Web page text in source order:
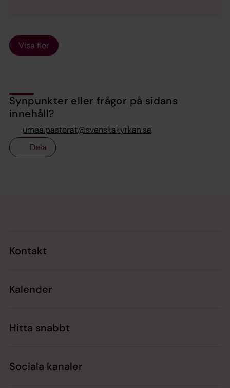
Visa fler
Synpunkter eller frågor på sidans
innehåll?
umea.pastorat@svenskakyrkan.se
Dela
Kontakt
Kalender
Hitta snabbt
Sociala kanaler